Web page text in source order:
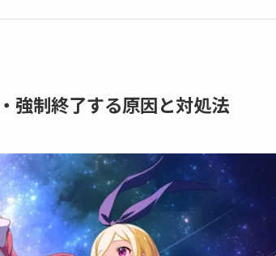
強制終了する原因と対処法